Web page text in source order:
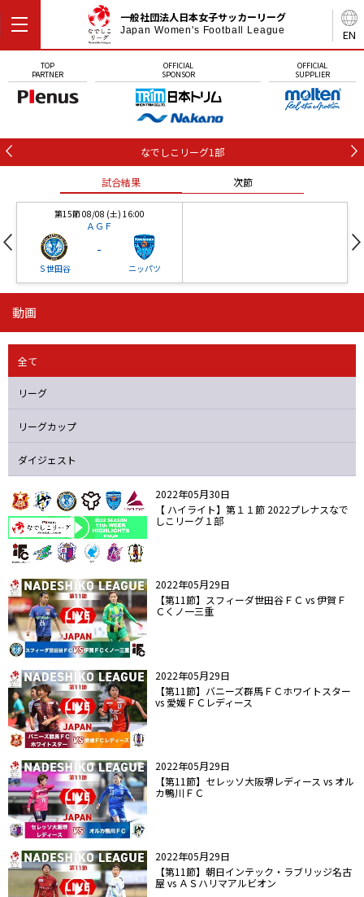
EN
一般社団法人日本女子サッカーリーグ
Japan Women's Football League
TOP
PARTNER
OFFICIAL
SPONSOR
OFFICIAL
SUPPLIER
なでしこリーグ1部
試合結果 次節
第15節 08/08 (土) 16:00
ＡＧＦ
Ｓ世田谷
-
ニッパツ
ニッパツ
ニッパツ 名古屋
石人の星
静岡 愛媛Ｌ
動画
全て
リーグ
リーグカップ
ダイジェスト
2022年05月30日
【 ハイライト】第１１節 2022プレナスなで
しこリーグ１部
2022年05月29日
【第11節】スフィーダ世田谷ＦＣ vs 伊賀Ｆ
Ｃくノ一三重
2022年05月29日
【第11節】バニーズ群馬ＦＣホワイトスター
vs 愛媛ＦＣレディース
2022年05月29日
【第11節】セレッソ大阪堺レディース vs オル
カ鴨川ＦＣ
2022年05月29日
【第11節】朝日インテック・ラブリッジ名古
屋 vs ＡＳハリマアルビオン